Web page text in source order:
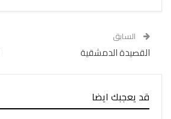
السابق
القصيدة الدمشقية
قد يعجبك ايضا